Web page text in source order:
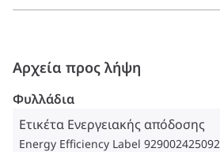
Αρχεία προς λήψη
Φυλλάδια
Ετικέτα Ενεργειακής απόδοσης
Energy Efficiency Label 929002425092